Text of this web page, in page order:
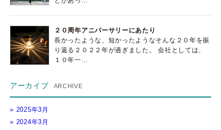
２０周年アニバーサリーにあたり
長かったような、短かったようなそんな２０年を振
り返る２０２２年が過ぎました。 会社としては、
１０年一…
アーカイブ
2025年3月
2024年3月